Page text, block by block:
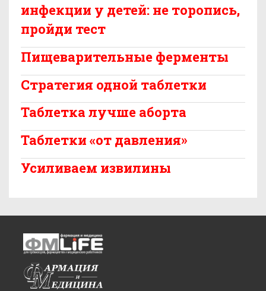
инфекции у детей: не торопись,
пройди тест
Пищеварительные ферменты
Стратегия одной таблетки
Таблетка лучше аборта
Таблетки «от давления»
Усиливаем извилины